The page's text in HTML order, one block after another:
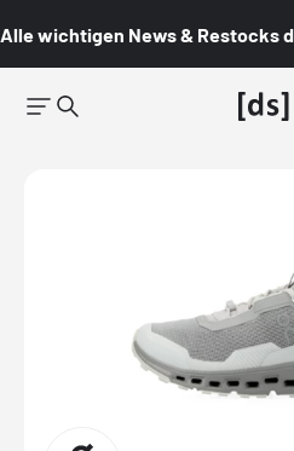
Alle wichtigen News & Restocks